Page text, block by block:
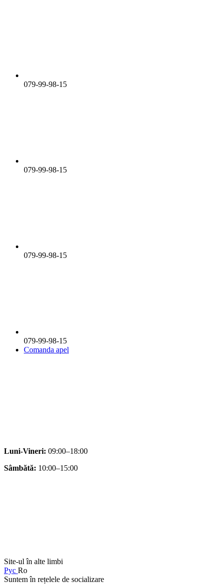
079-99-98-15
079-99-98-15
079-99-98-15
079-99-98-15
Comanda apel
Luni-Vineri: 09:00–18:00
Sâmbătă: 10:00–15:00
Site-ul în alte limbi
Рус Ro
Suntem în rețelele de socializare